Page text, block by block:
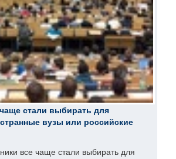
стали выбирать для
вузы или российские
все чаще стали выбирать для